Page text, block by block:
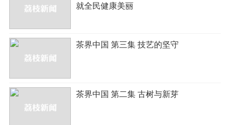
就全民健康美丽
茶界中国 第三集 技艺的坚守
茶界中国 第二集 古树与新芽